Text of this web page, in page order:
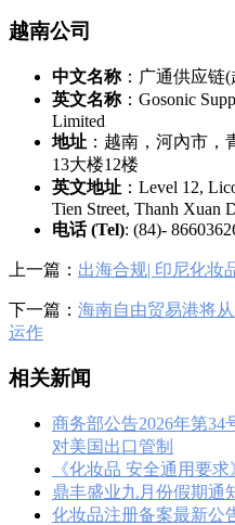
越南公司
中文名称：广通供应链(
英文名称：Gosonic
Limited
地址 ：越南，河內市，
13大楼12楼
英文地址 ：Level 12,
Tien Street, Thanh Xuan
电话 (Tel): (84)-
上一篇： 出海合规| 印尼化妆
下一篇： 海南自由贸易港将
运作
相关新闻
商务部公告2026年第34
对美国出口管制
《化妆品 安全通用要
鼎丰盛业九月份假期通
化妆品注册备案最新公